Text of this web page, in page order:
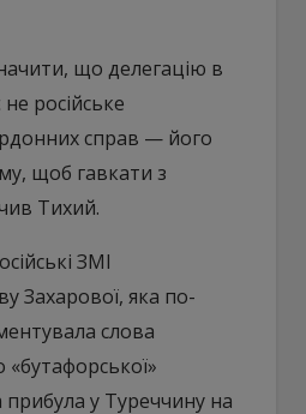
що делегацію в
російське
справ — його
щоб гавкати з
Тихий.
ЗМІ
Захарової, яка по-
слова
прибула у Туреччину на